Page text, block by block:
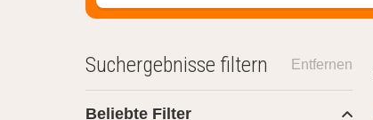
Suchergebnisse filtern Entfernen
Beliebte Filter